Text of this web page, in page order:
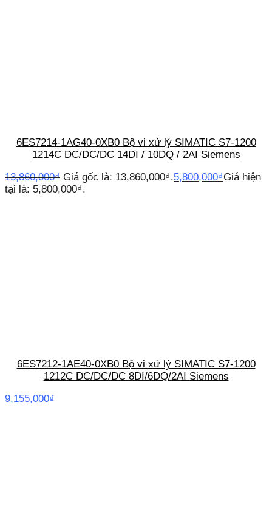
6ES7214-1AG40-0XB0 Bộ vi xử lý SIMATIC S7-1200
1214C DC/DC/DC 14DI / 10DQ / 2AI Siemens
13,860,000₫ Giá gốc là: 13,860,000₫.5,800,000₫Giá hiện
tại là: 5,800,000₫.
6ES7212-1AE40-0XB0 Bộ vi xử lý SIMATIC S7-1200
1212C DC/DC/DC 8DI/6DQ/2AI Siemens
9,155,000₫